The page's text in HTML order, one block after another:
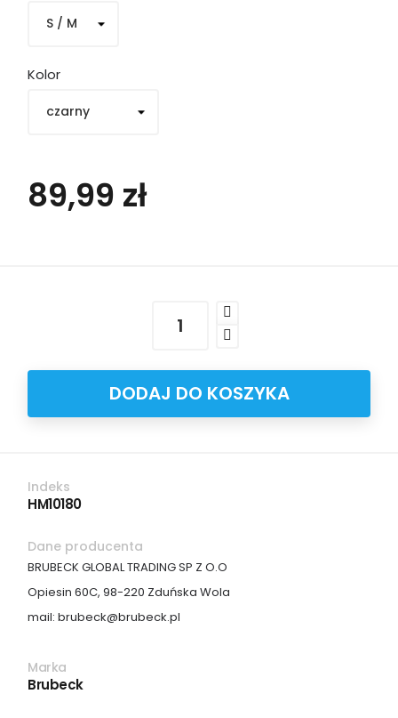
Kolor
89,99 zł
DODAJ DO KOSZYKA
Indeks
HM10180
Dane producenta
BRUBECK GLOBAL TRADING SP Z O.O
Opiesin 60C, 98-220 Zduńska Wola
mail: brubeck@brubeck.pl
Marka
Brubeck